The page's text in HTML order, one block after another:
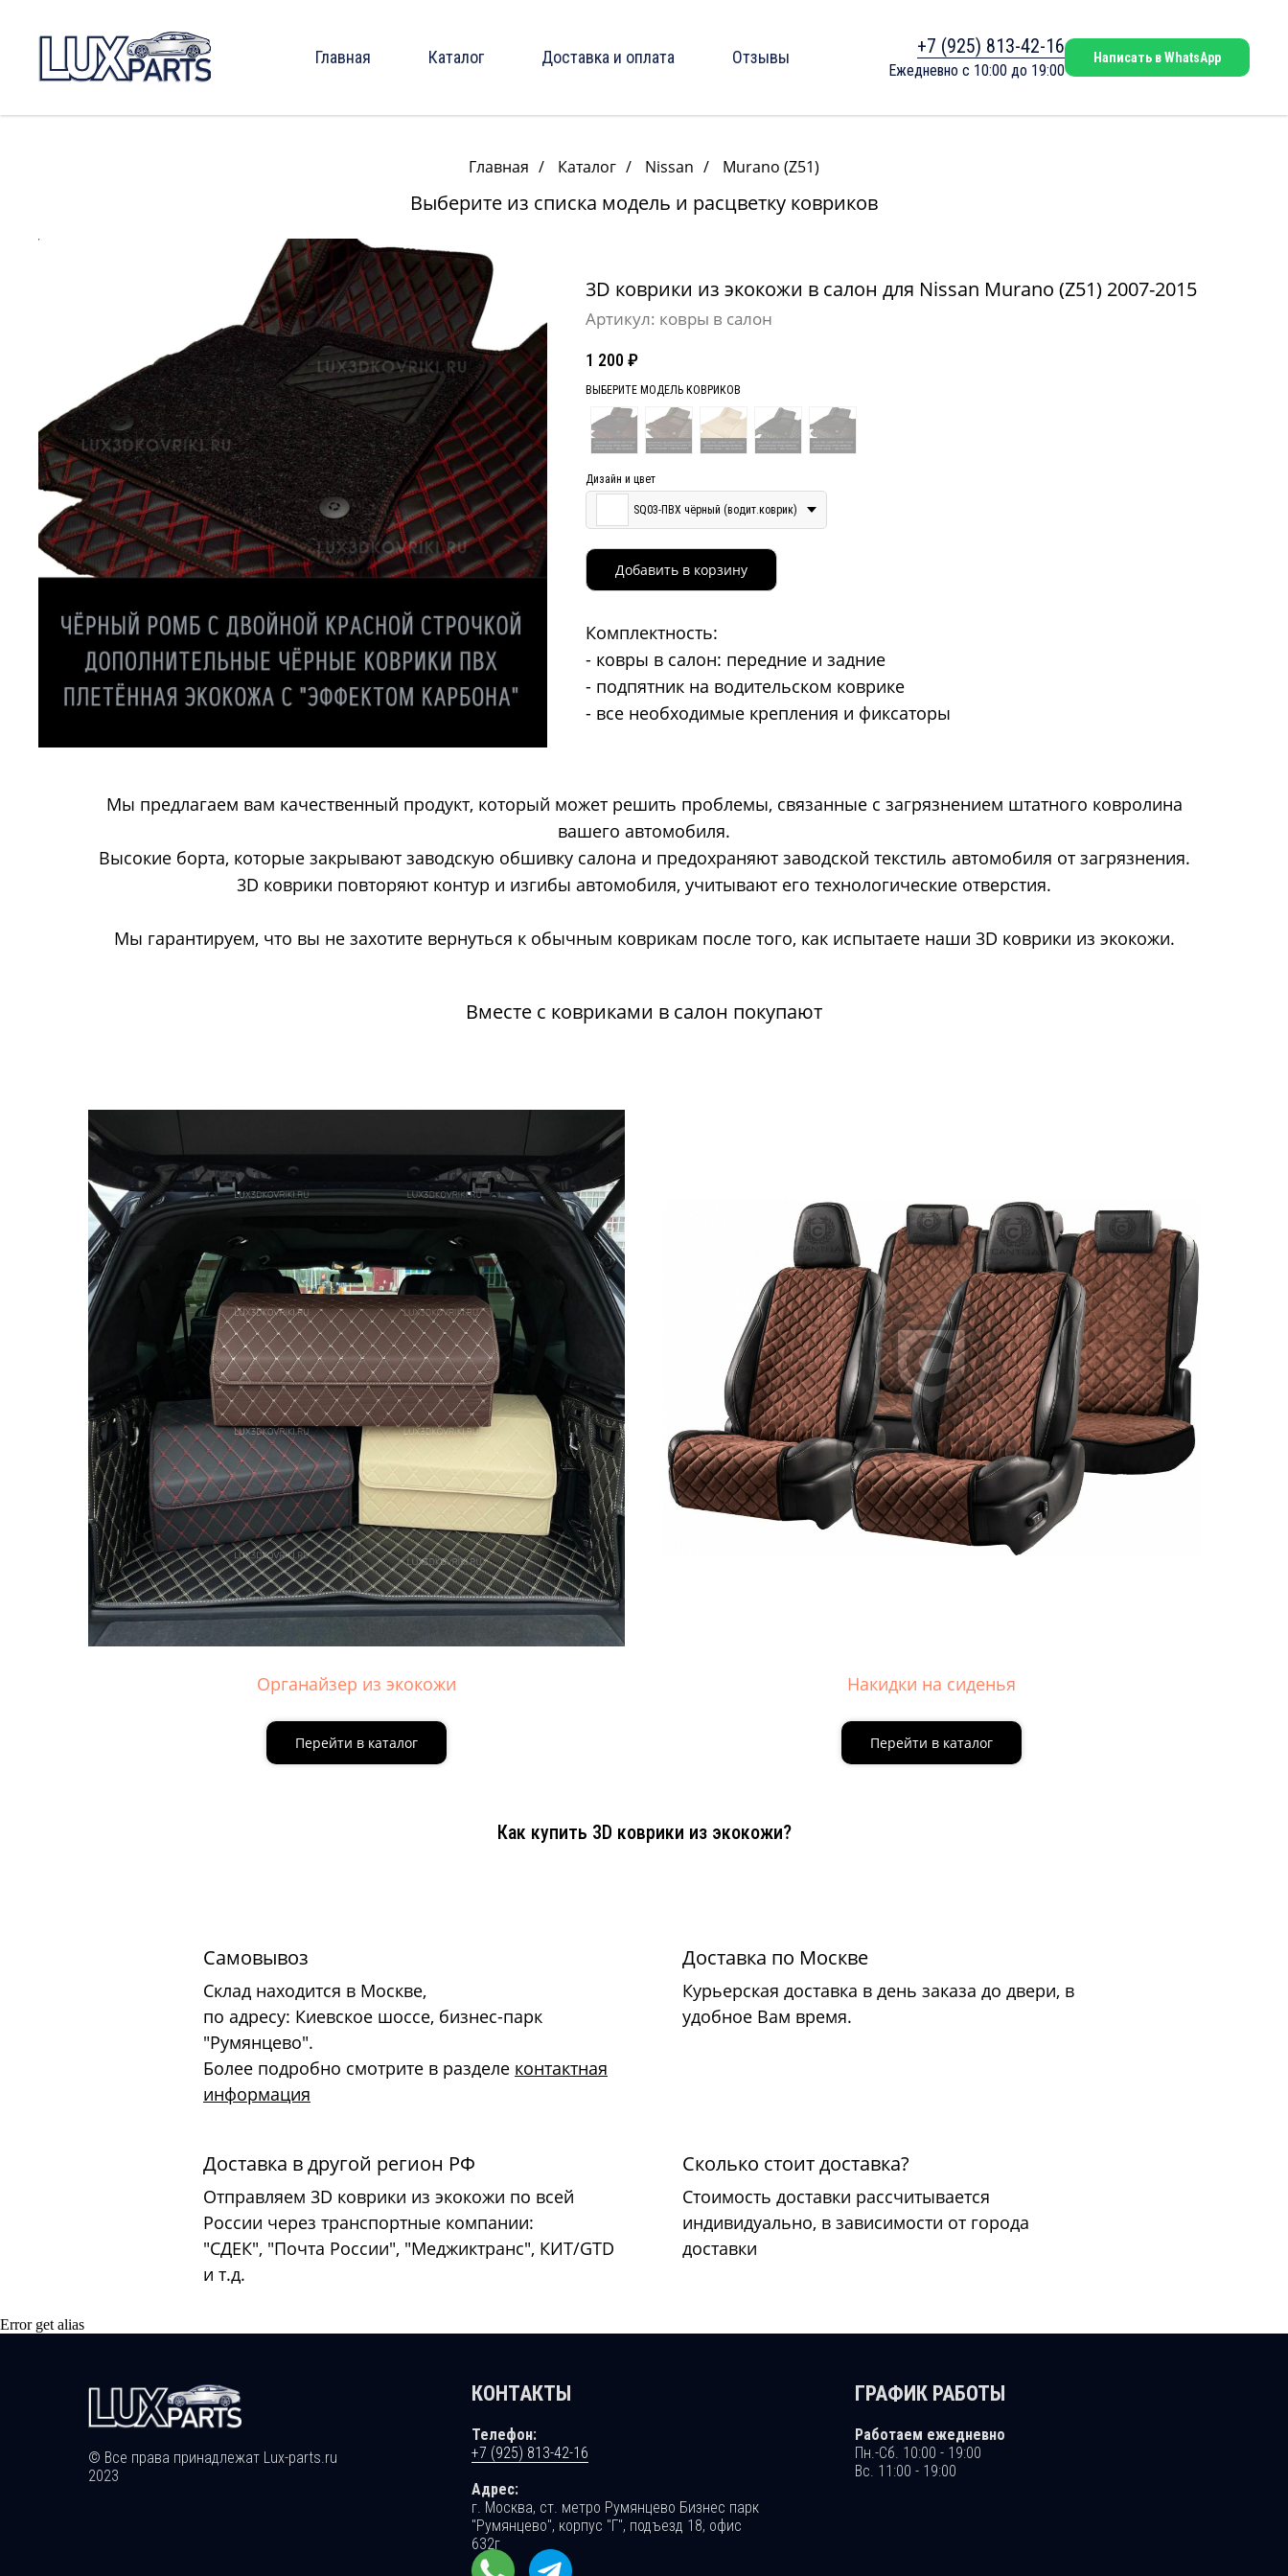
Главная Каталог Доставка и оплата Отзывы +7 (925) 813-42-16
Ежедневно с 10:00 до 19:00
Написать в WhatsApp
Главная / Каталог / Nissan / Murano (Z51)
Выберите из списка модель и расцветку ковриков
3D коврики из экокожи в салон для Nissan Murano (Z51) 2007-2015
Артикул: ковры в салон
1 200 ₽
ВЫБЕРИТЕ МОДЕЛЬ КОВРИКОВ
Дизайн и цвет
SQ03-ПВХ чёрный (водит.коврик)
Добавить в корзину
Комплектность:
- ковры в салон: передние и задние
- подпятник на водительском коврике
- все необходимые крепления и фиксаторы
Мы предлагаем вам качественный продукт, который может решить проблемы, связанные с загрязнением штатного ковролина
вашего автомобиля.
Высокие борта, которые закрывают заводскую обшивку салона и предохраняют заводской текстиль автомобиля от загрязнения.
3D коврики повторяют контур и изгибы автомобиля, учитывают его технологические отверстия.
Мы гарантируем, что вы не захотите вернуться к обычным коврикам после того, как испытаете наши 3D коврики из экокожи.
Вместе с ковриками в салон покупают
Органайзер из экокожи
Перейти в каталог
Накидки на сиденья
Перейти в каталог
Как купить 3D коврики из экокожи?
Самовывоз
Склад находится в Москве,
по адресу: Киевское шоссе, бизнес-парк
"Румянцево".
Более подробно смотрите в разделе контактная
информация
Доставка по Москве
Курьерская доставка в день заказа до двери, в
удобное Вам время.
Доставка в другой регион РФ
Отправляем 3D коврики из экокожи по всей
России через транспортные компании:
"СДЕК", "Почта России", "Меджиктранс", КИТ/GTD
и т.д.
Сколько стоит доставка?
Стоимость доставки рассчитывается
индивидуально, в зависимости от города
доставки
Error get alias
КОНТАКТЫ
© Все права принадлежат Lux-parts.ru
2023
Телефон:
+7 (925) 813-42-16
Адрес:
г. Москва, ст. метро Румянцево Бизнес парк
"Румянцево", корпус "Г", подъезд 18, офис
632г
ГРАФИК РАБОТЫ
Работаем ежедневно
Пн.-Сб. 10:00 - 19:00
Вс. 11:00 - 19:00